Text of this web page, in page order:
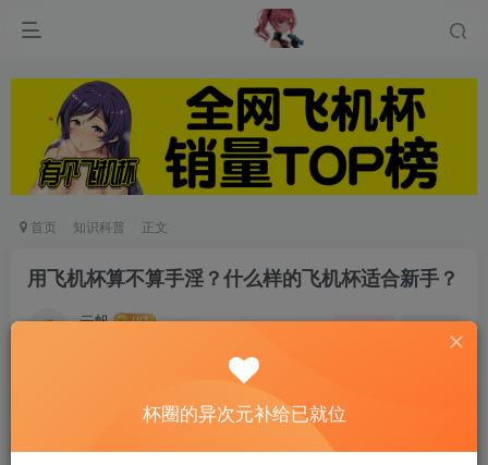
首页 知识科普 正文
用飞机杯算不算手淫？什么样的飞机杯适合新手？
云帆
今天小编就从几个方面来介绍下飞机杯，贡
老哥们拿来参考杯圈的异次元补给已就位